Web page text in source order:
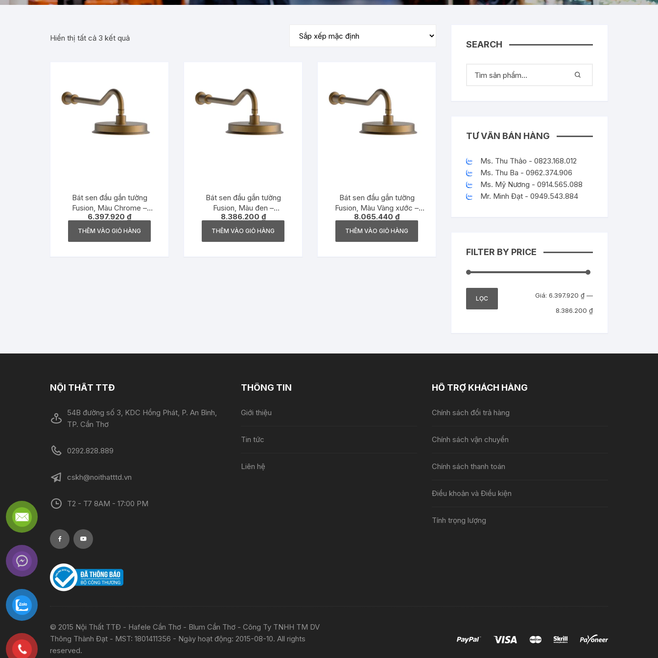
Hiển thị tất cả 3 kết quả
Bát sen đầu gắn tường
Fusion, Màu Chrome –
589.69.090
6.397.920 ₫
THÊM VÀO GIỎ HÀNG
Bát sen đầu gắn tường
Fusion, Màu đen –
589.69.092
8.386.200 ₫
THÊM VÀO GIỎ HÀNG
Bát sen đầu gắn tường
Fusion, Màu Vàng xước –
589.69.091
8.065.440 ₫
THÊM VÀO GIỎ HÀNG
SEARCH
TƯ VẤN BÁN HÀNG
Ms. Thu Thảo - 0823.168.012
Ms. Thu Ba - 0962.374.906
Ms. Mỹ Nương - 0914.565.088
Mr. Minh Đạt - 0949.543.884
FILTER BY PRICE
LỌC Giá: 6.397.920 ₫ —
8.386.200 ₫
NỘI THẤT TTĐ
54B đường số 3, KDC Hồng Phát, P. An Bình,
TP. Cần Thơ
0292.828.889
cskh@noithatttd.vn
T2 - T7 8AM - 17:00 PM
THÔNG TIN
Giới thiệu
Tin tức
Liên hệ
HỖ TRỢ KHÁCH HÀNG
Chính sách đổi trả hàng
Chính sách vận chuyển
Chính sách thanh toán
Điều khoản và Điều kiện
Tính trọng lượng
© 2015 Nội Thất TTĐ - Hafele Cần Thơ - Blum Cần Thơ - Công Ty TNHH TM DV
Thông Thành Đạt - MST: 1801411356 - Ngày hoạt động: 2015-08-10. All rights
reserved.